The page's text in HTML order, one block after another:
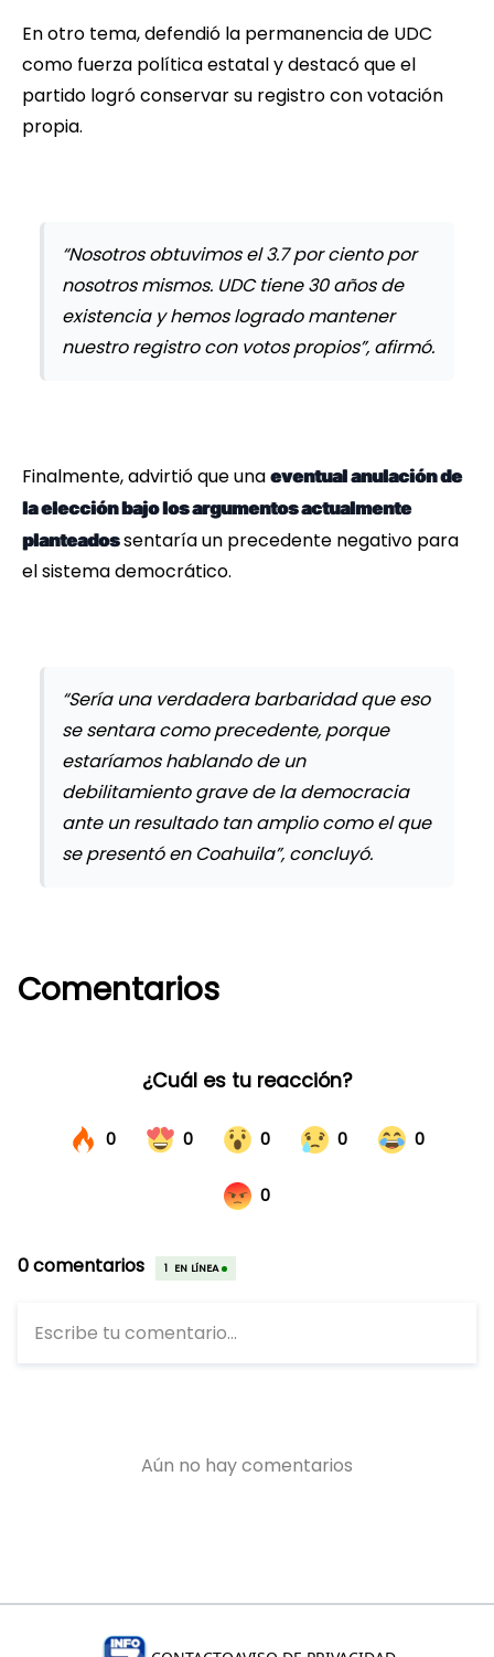
En otro tema, defendió la permanencia de UDC
como fuerza política estatal y destacó que el
partido logró conservar su registro con votación
propia.
“Nosotros obtuvimos el 3.7 por ciento por
nosotros mismos. UDC tiene 30 años de
existencia y hemos logrado mantener
nuestro registro con votos propios”, afirmó.
Finalmente, advirtió que una eventual anulación de
la elección bajo los argumentos actualmente
planteadossentaría un precedente negativo para
el sistema democrático.
“Sería una verdadera barbaridad que eso
se sentara como precedente, porque
estaríamos hablando de un
debilitamiento grave de la democracia
ante un resultado tan amplio como el que
se presentó en Coahuila”, concluyó.
Comentarios